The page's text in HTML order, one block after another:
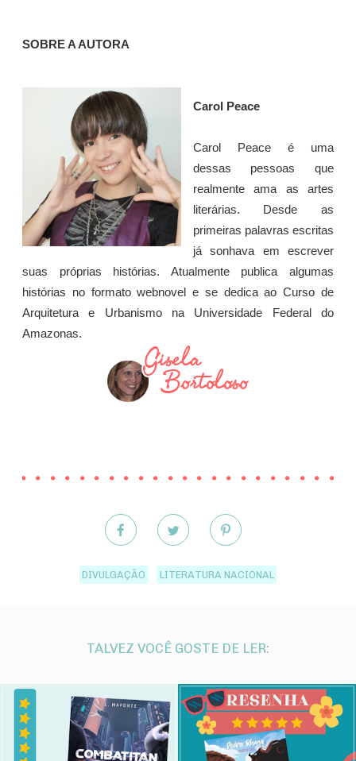
SOBRE A AUTORA
Carol Peace
Carol Peace é uma
dessas pessoas que
realmente ama as artes
literárias. Desde as
primeiras palavras escritas
já sonhava em escrever
suas próprias histórias. Atualmente publica algumas
histórias no formato webnovel e se dedica ao Curso de
Arquitetura e Urbanismo na Universidade Federal do
Amazonas.
DIVULGAÇÃO LITERATURA NACIONAL
TALVEZ VOCÊ GOSTE DE LER: